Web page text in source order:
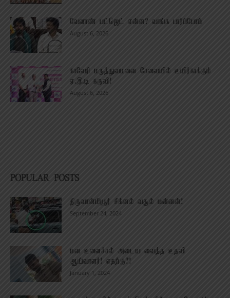
வேளாண் பட்ஜெட் என்ன? வாங்க பார்ப்போம்
August 6, 2026
காவேரி மருத்துவமனை சேவையில் உயிர்காக்கும்
ஏ.இ.டி கருவி!
August 6, 2026
POPULAR POSTS
திருவான்மியூர் சிக்னல் வசூல் மன்னன்!
September 24, 2024
மன உளைச்சல் அடைய வைத்த உதவி
ஆய்வாளர்! எதற்கு?!
January 1, 2024